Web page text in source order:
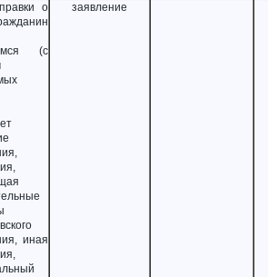
о
(с
иная
заявление